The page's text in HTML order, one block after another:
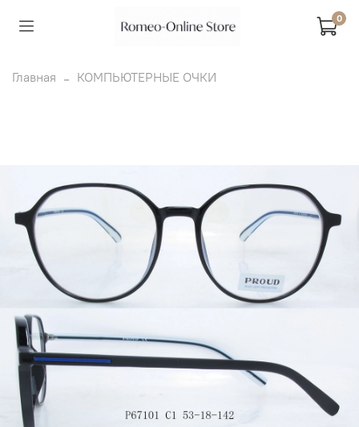
0
Главная КОМПЬЮТЕРНЫЕ ОЧКИ